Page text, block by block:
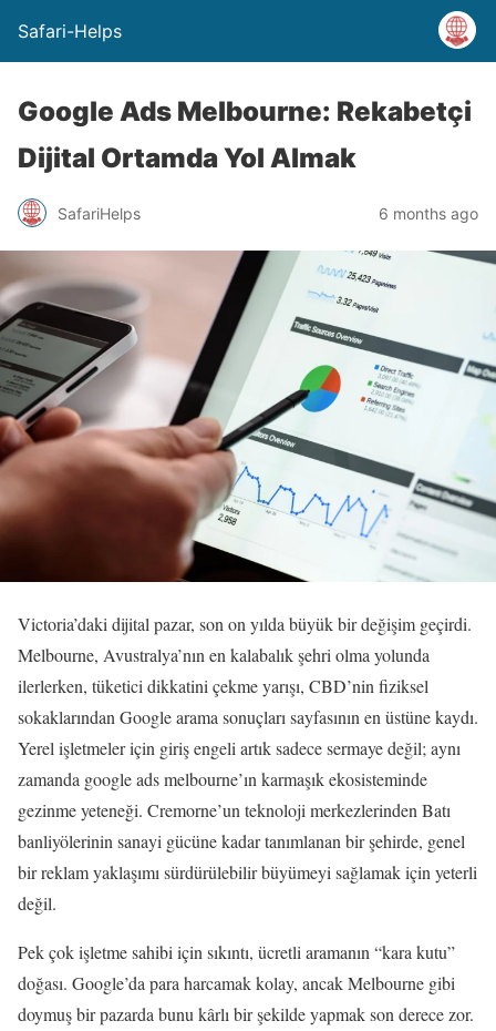
Safari-Helps
Google Ads Melbourne: Rekabetçi
Dijital Ortamda Yol Almak
SafariHelps 6 months ago
Victoria’daki dijital pazar, son on yılda büyük bir değişim geçirdi.
Melbourne, Avustralya’nın en kalabalık şehri olma yolunda
ilerlerken, tüketici dikkatini çekme yarışı, CBD’nin fiziksel
sokaklarından Google arama sonuçları sayfasının en üstüne kaydı.
Yerel işletmeler için giriş engeli artık sadece sermaye değil; aynı
zamanda google ads melbourne’ın karmaşık ekosisteminde
gezinme yeteneği. Cremorne’un teknoloji merkezlerinden Batı
banliyölerinin sanayi gücüne kadar tanımlanan bir şehirde, genel
bir reklam yaklaşımı sürdürülebilir büyümeyi sağlamak için yeterli
değil.
Pek çok işletme sahibi için sıkıntı, ücretli aramanın “kara kutu”
doğası. Google’da para harcamak kolay, ancak Melbourne gibi
doymuş bir pazarda bunu kârlı bir şekilde yapmak son derece zor.